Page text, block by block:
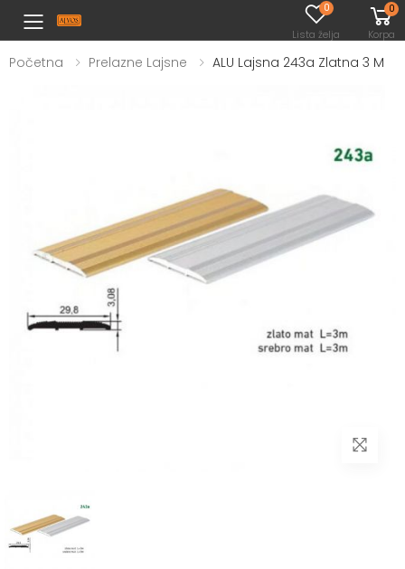
Toggle mobile menu
0
Lista želja
0
Korpa
Početna Prelazne Lajsne ALU Lajsna 243a Zlatna 3 M